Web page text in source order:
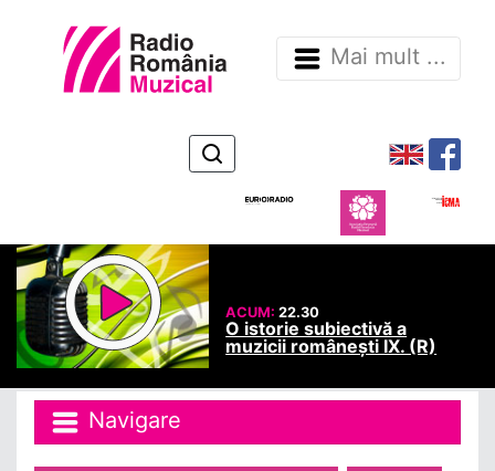
Mai mult ...
ACUM:22.30
O istorie subiectivă a
muzicii românești IX. (R)
Navigare